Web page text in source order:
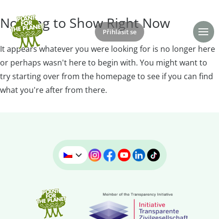
Přihlásit se
Nothing to Show Right Now
It appears whatever you were looking for is no longer here
or perhaps wasn't here to begin with. You might want to
try starting over from the homepage to see if you can find
what you're after from there.